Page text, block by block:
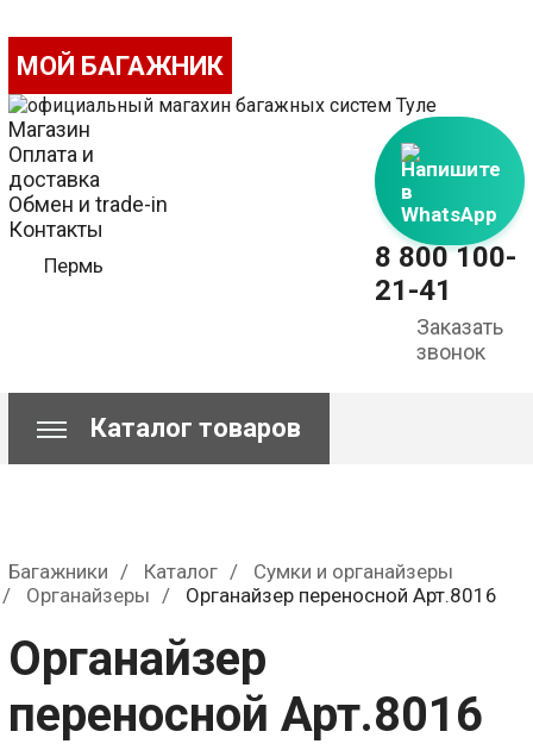
МОЙ БАГАЖНИК
Магазин
Оплата и
доставка
Обмен и trade-in
Контакты
Пермь
Напишите
в
WhatsApp
8 800 100-
21-41
Заказать
звонок
Каталог товаров
Багажники Каталог
Сумки и органайзеры
Органайзеры
Органайзер переносной Арт.8016
Органайзер
переносной Арт.8016